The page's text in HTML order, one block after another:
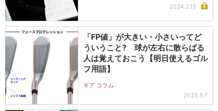
2024.2.15
「FP値」が大きい・小さいってど
ういうこと? 球が左右に散らばる
人は覚えておこう【明日使えるゴル
フ用語】
ギア コラム
2023.5.7